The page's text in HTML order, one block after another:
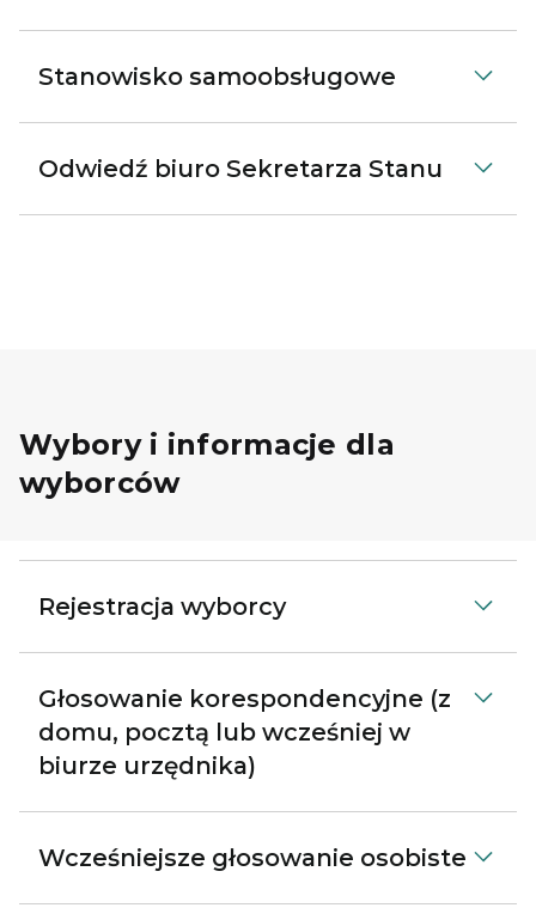
Stanowisko samoobsługowe
Odwiedź biuro Sekretarza Stanu
Wybory i informacje dla
wyborców
Rejestracja wyborcy
Głosowanie korespondencyjne (z
domu, pocztą lub wcześniej w
biurze urzędnika)
Wcześniejsze głosowanie osobiste